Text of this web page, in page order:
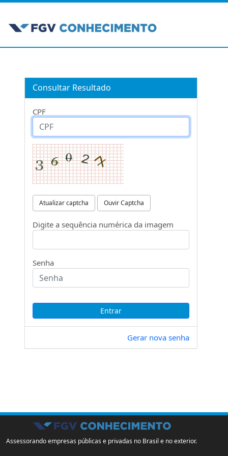
Consultar Resultado
CPF
Atualizar captcha Ouvir Captcha
Digite a sequência numérica da imagem
Senha
Gerar nova senha
Assessorando empresas públicas e privadas no Brasil e no exterior.